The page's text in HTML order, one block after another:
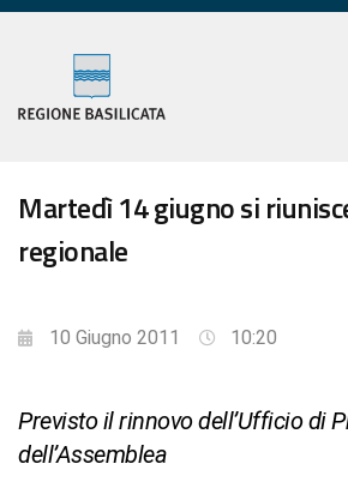
Martedì 14 giugno si
regionale
10 Giugno 2011 10:20
Previsto il rinnovo dell’Ufficio di
dell’Assemblea